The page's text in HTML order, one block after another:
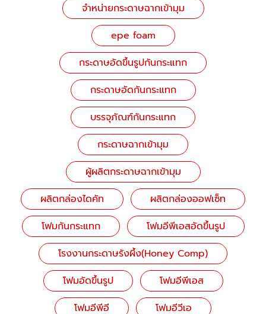
จำหน่ายกระดาษฉากเข้ามุม
epe foam
กระดาษอัดขึ้นรูปกันกระแทก
กระดาษอัดกันกระแทก
บรรจุภัณฑ์กันกระแทก
กระดาษฉากเข้ามุม
ผู้ผลิตกระดาษฉากเข้ามุม
ผลิตกล่องไดคัท
ผลิตกล่องออฟเซ็ท
โฟมกันกระแทก
โฟมอีพีเอสอัดขึ้นรูป
โรงงานกระดาษรังผึ้ง(Honey Comp)
โฟมอัดขึ้นรูป
โฟมอีพีเอส
โฟมอีพีอี
โฟมอีวีเอ